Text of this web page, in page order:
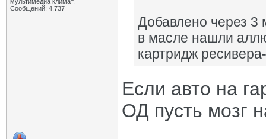
Сообщений: 4,737
Добавлено через 3
в масле нашли
картридж
Если авто на
ОД пусть мозг